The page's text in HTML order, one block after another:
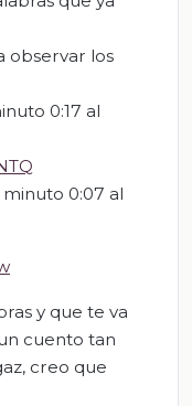
observar los
0:17 al
0:07 al
y que te va
cuento tan
creo que